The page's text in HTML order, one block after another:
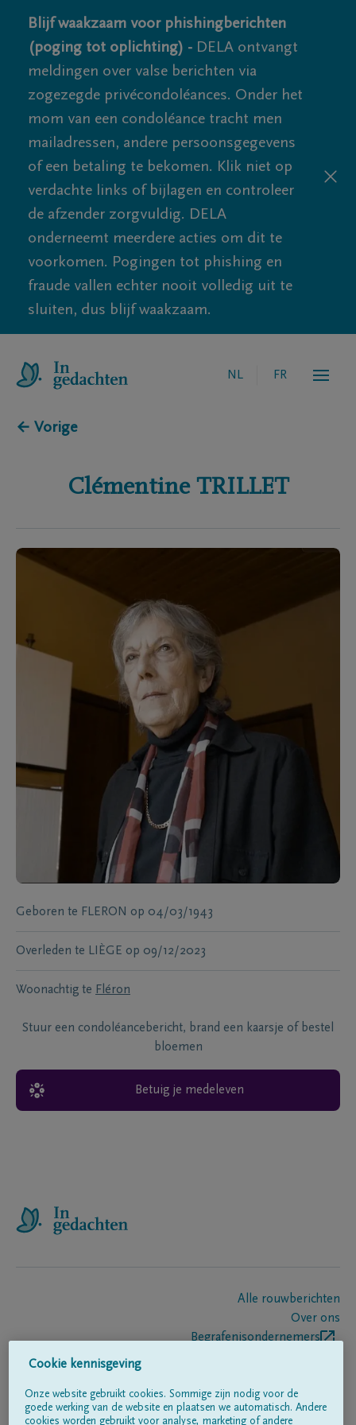
Blijf waakzaam voor phishingberichten
(poging tot oplichting) - DELA ontvangt
meldingen over valse berichten via
zogezegde privécondoléances. Onder het
mom van een condoléance tracht men
mailadressen, andere persoonsgegevens
of een betaling te bekomen. Klik niet op
verdachte links of bijlagen en controleer
de afzender zorgvuldig. DELA
onderneemt meerdere acties om dit te
voorkomen. Pogingen tot phishing en
fraude vallen echter nooit volledig uit te
sluiten, dus blijf waakzaam.
NL FR
← Vorige
Clémentine TRILLET
Geboren te FLERON op 04/03/1943
Overleden te LIÈGE op 09/12/2023
Woonachtig te Fléron
Stuur een condoléancebericht, brand een kaarsje of bestel
bloemen
Betuig je medeleven
Alle rouwberichten
Over ons
Begrafenisondernemers
Volg ons op
Cookie kennisgeving
Onze website gebruikt cookies. Sommige zijn nodig voor de
goede werking van de website en plaatsen we automatisch. Andere
cookies worden gebruikt voor analyse, marketing of andere